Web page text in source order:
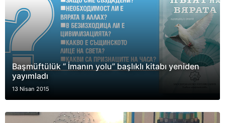
Başmüftülük “ İmanın yolu” başlıklı kitabı yeniden
yayımladı
13 Nisan 2015